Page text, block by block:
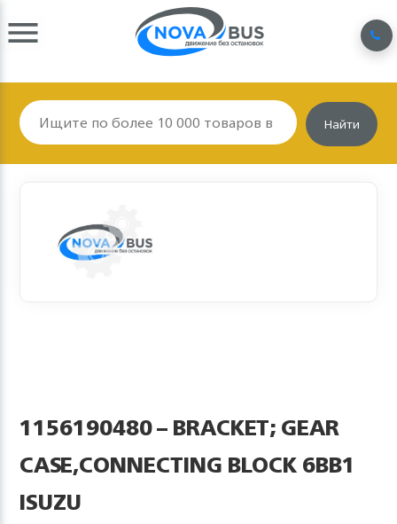
Найти
1156190480 – BRACKET; GEAR
CASE,CONNECTING BLOCK 6BB1
ISUZU